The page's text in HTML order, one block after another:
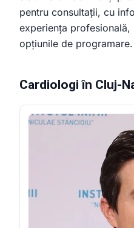
pentru consultații, cu
experiența
opțiunile de programare.
Cardiologi în Cluj-